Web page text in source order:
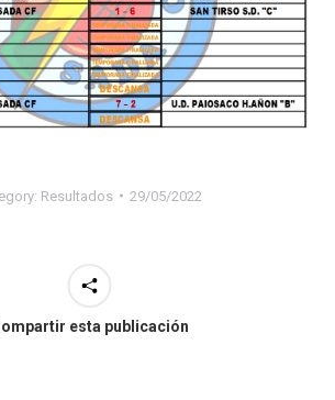
Resultados 29/05/2022
esta publicación